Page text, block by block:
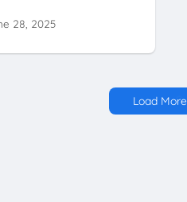
28, 2025
Load More